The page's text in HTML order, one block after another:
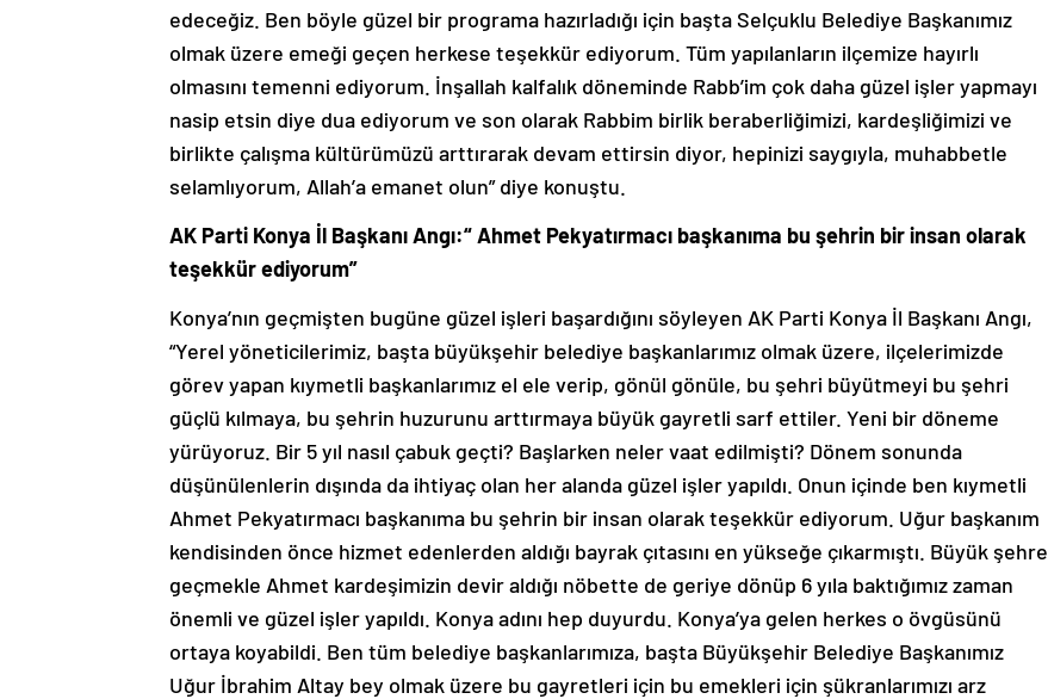
edeceğiz. Ben böyle güzel bir programa hazırladığı için başta Selçuklu Belediye Başkanımız
olmak üzere emeği geçen herkese teşekkür ediyorum. Tüm yapılanların ilçemize hayırlı
olmasını temenni ediyorum. İnşallah kalfalık döneminde Rabb’im çok daha güzel işler yapmayı
nasip etsin diye dua ediyorum ve son olarak Rabbim birlik beraberliğimizi, kardeşliğimizi ve
birlikte çalışma kültürümüzü arttırarak devam ettirsin diyor, hepinizi saygıyla, muhabbetle
selamlıyorum, Allah’a emanet olun” diye konuştu.
AK Parti Konya İl Başkanı Angı:“ Ahmet Pekyatırmacı başkanıma bu şehrin bir insan olarak
teşekkür ediyorum”
Konya’nın geçmişten bugüne güzel işleri başardığını söyleyen AK Parti Konya İl Başkanı Angı,
“Yerel yöneticilerimiz, başta büyükşehir belediye başkanlarımız olmak üzere, ilçelerimizde
görev yapan kıymetli başkanlarımız el ele verip, gönül gönüle, bu şehri büyütmeyi bu şehri
güçlü kılmaya, bu şehrin huzurunu arttırmaya büyük gayretli sarf ettiler. Yeni bir döneme
yürüyoruz. Bir 5 yıl nasıl çabuk geçti? Başlarken neler vaat edilmişti? Dönem sonunda
düşünülenlerin dışında da ihtiyaç olan her alanda güzel işler yapıldı. Onun içinde ben kıymetli
Ahmet Pekyatırmacı başkanıma bu şehrin bir insan olarak teşekkür ediyorum. Uğur başkanım
kendisinden önce hizmet edenlerden aldığı bayrak çıtasını en yükseğe çıkarmıştı. Büyük şehre
geçmekle Ahmet kardeşimizin devir aldığı nöbette de geriye dönüp 6 yıla baktığımız zaman
önemli ve güzel işler yapıldı. Konya adını hep duyurdu. Konya’ya gelen herkes o övgüsünü
ortaya koyabildi. Ben tüm belediye başkanlarımıza, başta Büyükşehir Belediye Başkanımız
Uğur İbrahim Altay bey olmak üzere bu gayretleri için bu emekleri için şükranlarımızı arz